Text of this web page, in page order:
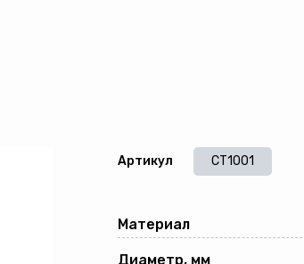
Артикул CT1001
Материал
Диаметр, мм